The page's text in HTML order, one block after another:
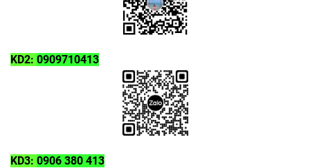
KD2: 0909710413
KD3: 0906 380 413